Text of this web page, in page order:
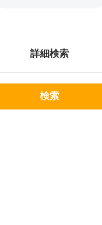
詳細検索